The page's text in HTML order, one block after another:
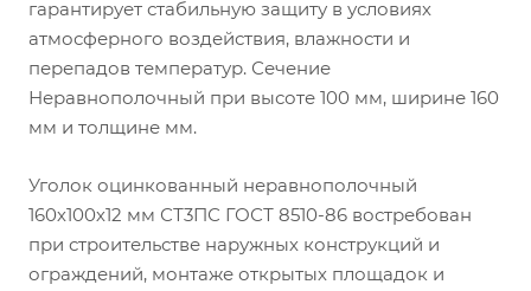
гарантирует стабильную защиту в условиях
атмосферного воздействия, влажности и
перепадов температур. Сечение
Неравнополочный при высоте 100 мм, ширине 160
мм и толщине мм.
Уголок оцинкованный неравнополочный
160х100х12 мм СТ3ПС ГОСТ 8510-86 востребован
при строительстве наружных конструкций и
ограждений, монтаже открытых площадок и